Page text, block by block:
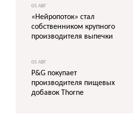
05 АВГ
«Нейропоток» стал
собственником крупного
производителя выпечки
05 АВГ
P&G покупает
производителя пищевых
добавок Thorne